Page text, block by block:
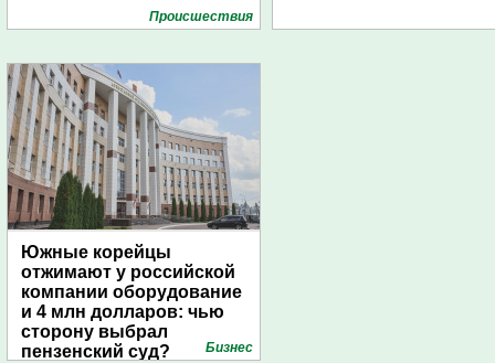
Проиcшествия
Южные корейцы
отжимают у российской
компании оборудование
и 4 млн долларов: чью
сторону выбрал
пензенский суд?
Бизнес